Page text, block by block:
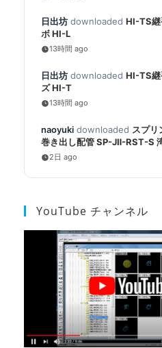
日出坊 downloaded HI-TS継
ボ HI-L
13時間 ago
日出坊 downloaded HI-TS継
ズ HI-T
13時間 ago
naoyuki downloaded スプリ
巻き出し配管 SP-JⅡ-RST-S
2日 ago
YouTube チャンネル